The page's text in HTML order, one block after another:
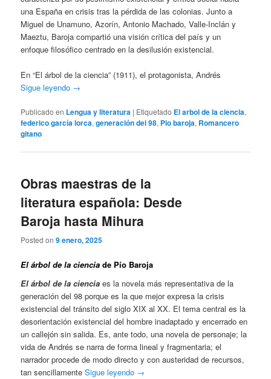
una España en crisis tras la pérdida de las colonias. Junto a
Miguel de Unamuno, Azorín, Antonio Machado, Valle-Inclán y
Maeztu, Baroja compartió una visión crítica del país y un
enfoque filosófico centrado en la desilusión existencial.
En “El árbol de la ciencia” (1911), el protagonista, Andrés
Sigue leyendo →
Publicado en Lengua y literatura | Etiquetado El arbol de la ciencia,
federico garcía lorca,generación del 98, Pio baroja, Romancero
gitano
Obras maestras de la
literatura española: Desde
Baroja hasta Mihura
Posted on9 enero, 2025
El árbol de la ciencia de Pío Baroja
El árbol de la ciencia es la novela más representativa de la
generación del 98 porque es la que mejor expresa la crisis
existencial del tránsito del siglo XIX al XX. El tema central es la
desorientación existencial del hombre inadaptado y encerrado en
un callejón sin salida. Es, ante todo, una novela de personaje; la
vida de Andrés se narra de forma lineal y fragmentaria; el
narrador procede de modo directo y con austeridad de recursos,
tan sencillamenteSigue leyendo →